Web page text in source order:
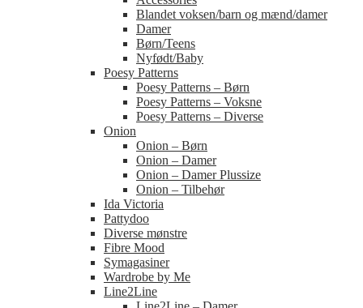
Blandet voksen/barn og mænd/damer
Damer
Børn/Teens
Nyfødt/Baby
Poesy Patterns
Poesy Patterns – Børn
Poesy Patterns – Voksne
Poesy Patterns – Diverse
Onion
Onion – Børn
Onion – Damer
Onion – Damer Plussize
Onion – Tilbehør
Ida Victoria
Pattydoo
Diverse mønstre
Fibre Mood
Symagasiner
Wardrobe by Me
Line2Line